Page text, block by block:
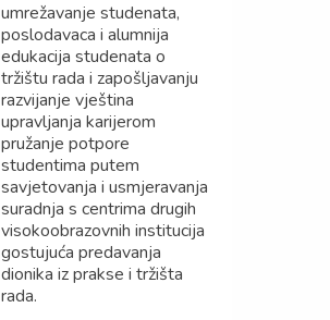
umrežavanje studenata,
poslodavaca i alumnija
edukacija studenata o
tržištu rada i zapošljavanju
razvijanje vještina
upravljanja karijerom
pružanje potpore
studentima putem
savjetovanja i usmjeravanja
suradnja s centrima drugih
visokoobrazovnih institucija
gostujuća predavanja
dionika iz prakse i tržišta
rada.